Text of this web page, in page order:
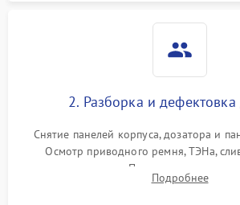
2. Разборка и дефектовка
Снятие панелей корпуса, дозатора и
Осмотр приводного ремня, ТЭНа,
амортизаторов. Проверка
крестовины на износ, а манжеты
Подробнее